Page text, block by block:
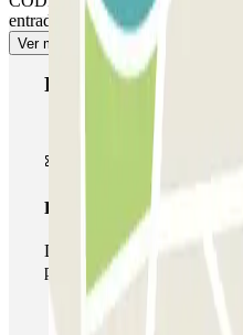
entradas y salidas múltiples.
Ver más
Productos de Parclick
Pase básico
Durante tu estancia podrás
parking